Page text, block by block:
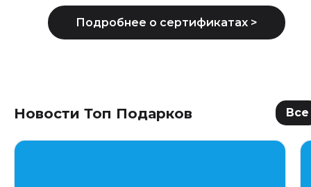
Новости Топ Подарков Все